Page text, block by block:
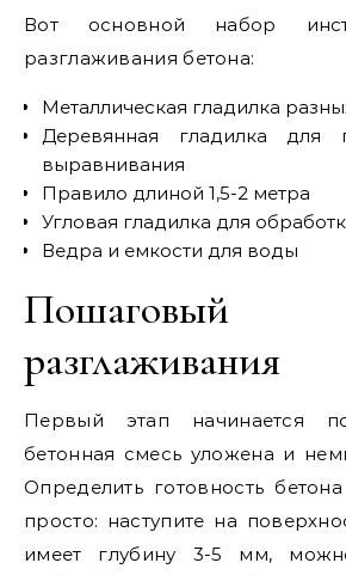
Вот основной набор
разглаживания бетона:
Металлическая гладилка
Деревянная гладилка для
выравнивания
Правило длиной 1,5-2 метра
Угловая гладилка для
Ведра и емкости для воды
Пошаговый
разглаживания
Первый этап начинается
бетонная смесь уложена и
Определить готовность
просто: наступите на
имеет глубину 3-5 мм,